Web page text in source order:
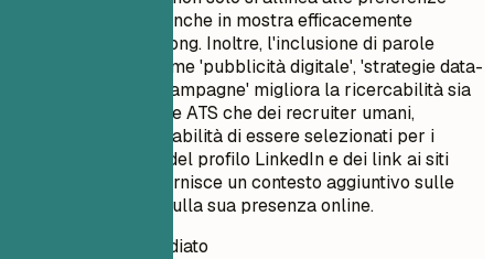
dell'ATS, ma mette anche in mostra efficacemente
l'impatto di Emily Wong. Inoltre, l'inclusione di parole
chiave pertinenti come 'pubblicità digitale', 'strategie data-
driven' e 'direttore campagne' migliora la ricercabilità sia
da parte dei software ATS che dei recruiter umani,
aumentando la probabilità di essere selezionati per i
colloqui. L'aggiunta del profilo LinkedIn e dei link ai siti
web professionali fornisce un contesto aggiuntivo sulle
sue competenze e sulla sua presenza online.
Punteggio CV immediato